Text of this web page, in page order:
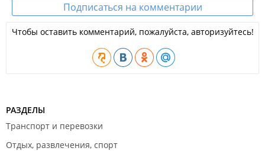
Подписаться на комментарии
Чтобы оставить комментарий, пожалуйста, авторизуйтесь!
РАЗДЕЛЫ
Транспорт и перевозки
Отдых, развлечения, спорт